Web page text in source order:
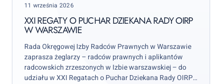
Dziekana
Rady
OIRP
Warszawie
Posted
11 września 2026
XXI REGATY O PUCHAR DZIEKANA RADY OIRP
W WARSZAWIE
Rada Okręgowej Izby Radców Prawnych w Warszawie
zaprasza żeglarzy – radców prawnych i aplikantów
radcowskich zrzeszonych w Izbie warszawskiej – do
udziału w XXI Regatach o Puchar Dziekana Rady OIRP